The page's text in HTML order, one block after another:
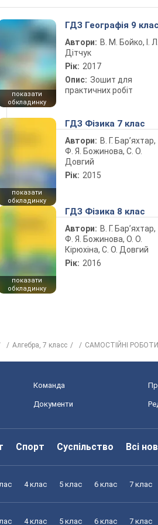
показати
обкладинку
ГДЗ Географія 9 клас
Автори: В. М. Бойко, І. Л.
Дітчук
Рік: 2017
Опис: Зошит для
практичних робіт
показати
обкладинку
ГДЗ Фізика 7 клас
Автори: В. Г. Бар’яхтар,
Ф. Я. Божинова, С. О.
Довгий
Рік: 2015
показати
обкладинку
ГДЗ Фізика 8 клас
Автори: В. Г. Бар’яхтар,
Ф. Я. Божинова, О. О.
Кірюхіна, С. О. Довгий
Рік: 2016
Алгебра, 7 класс САМОСТІЙНІ РОБОТИ
Команда
Документи
Спорт Суспільство Всі
4 клас 5 клас 6 клас 7 клас
4 клас 5 клас 6 клас 7 клас